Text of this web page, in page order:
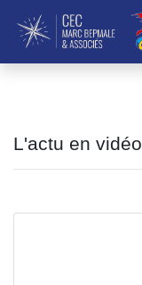
L'actu en vidéo